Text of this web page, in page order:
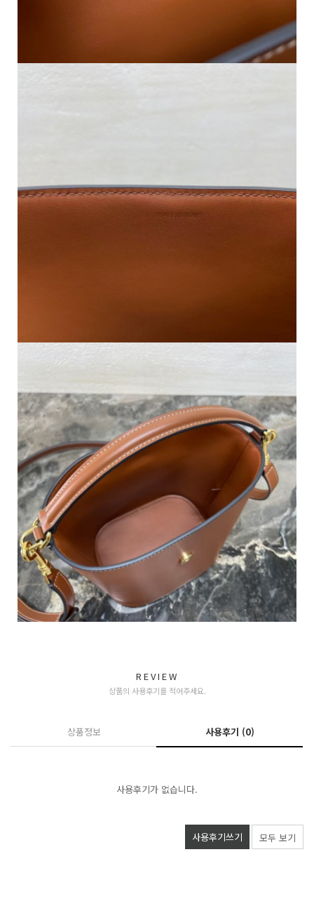
REVIEW
상품의 사용후기를 적어주세요.
상품정보 사용후기 (0)
사용후기가 없습니다.
사용후기쓰기 모두 보기